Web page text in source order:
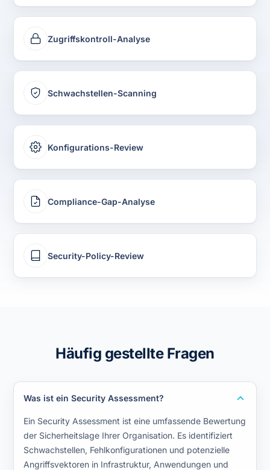
Zugriffskontroll-Analyse
Schwachstellen-Scanning
Konfigurations-Review
Compliance-Gap-Analyse
Security-Policy-Review
Häufig gestellte Fragen
Was ist ein Security Assessment?
Ein Security Assessment ist eine umfassende Bewertung
der Sicherheitslage Ihrer Organisation. Es identifiziert
Schwachstellen, Fehlkonfigurationen und potenzielle
Angriffsvektoren in Infrastruktur, Anwendungen und